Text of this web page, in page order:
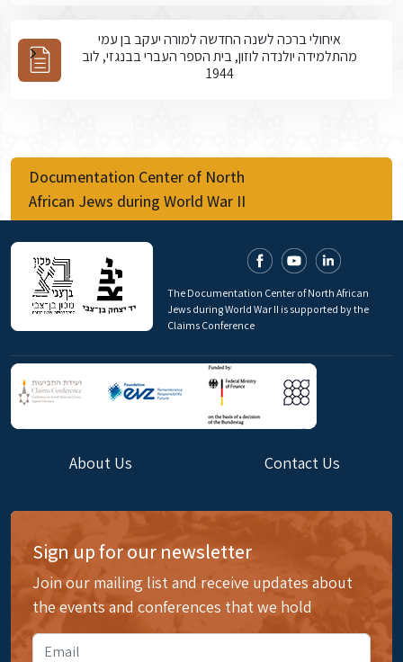
איחולי ברכה לשנה החדשה למורה יעקב בן עמי
מהתלמידה יולנדה לוזון, בית הספר העברי בבנגזי, לוב
1944
Documentation Center of North
African Jews during World War II
The Documentation Center of North African
Jews during World War II is supported by the
Claims Conference
About Us Contact Us
Sign up for our newsletter
Join our mailing list and receive updates about
the events and conferences that we hold